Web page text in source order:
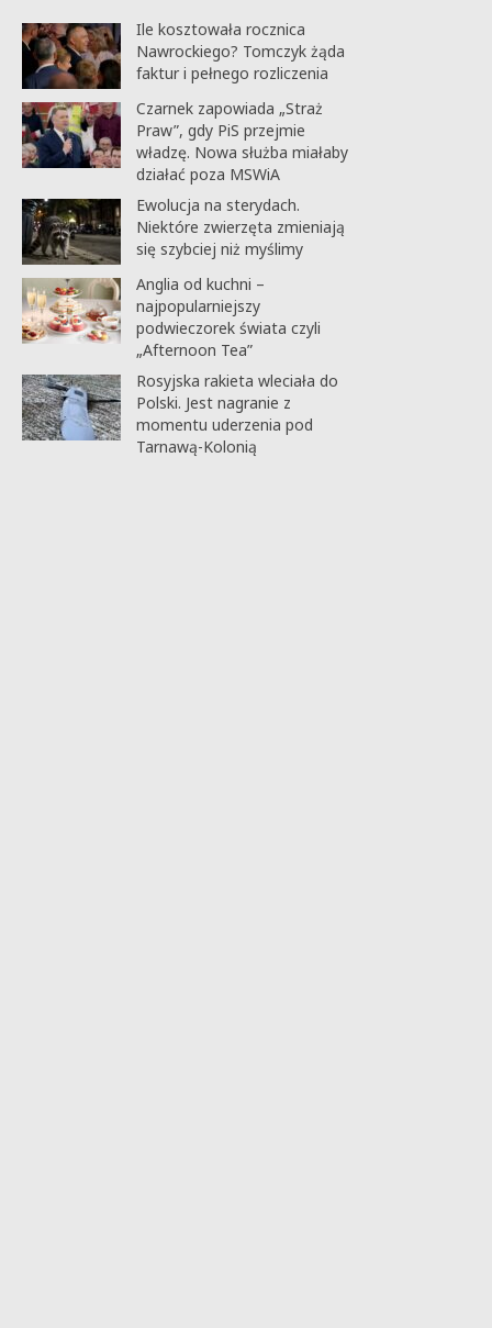
Ile kosztowała rocznica
Nawrockiego? Tomczyk żąda
faktur i pełnego rozliczenia
Czarnek zapowiada „Straż
Praw”, gdy PiS przejmie
władzę. Nowa służba miałaby
działać poza MSWiA
Ewolucja na sterydach.
Niektóre zwierzęta zmieniają
się szybciej niż myślimy
Anglia od kuchni –
najpopularniejszy
podwieczorek świata czyli
„Afternoon Tea”
Rosyjska rakieta wleciała do
Polski. Jest nagranie z
momentu uderzenia pod
Tarnawą-Kolonią